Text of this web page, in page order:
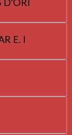
E. I